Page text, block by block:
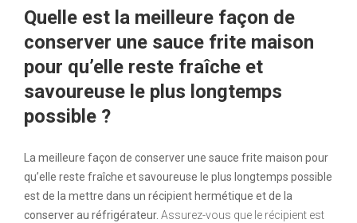
Quelle est la meilleure façon de
conserver une sauce frite maison
pour qu’elle reste fraîche et
savoureuse le plus longtemps
possible ?
La meilleure façon de conserver une sauce frite maison pour
qu’elle reste fraîche et savoureuse le plus longtemps possible
est de la mettre dans un récipient hermétique et de la
conserver au réfrigérateur. Assurez-vous que le récipient est